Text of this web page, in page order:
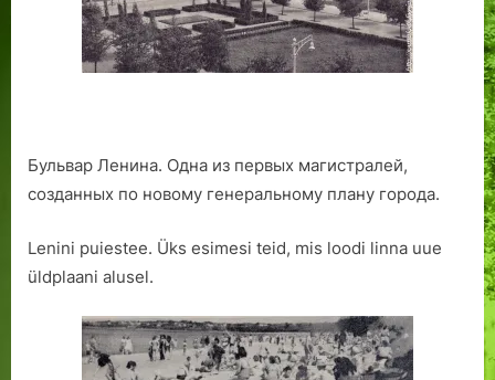
и
и
Бульвар Ленина. Одна из первых магистралей,
созданных по новому генеральному плану города.
Lenini puiestee. Üks esimesi teid, mis loodi linna uue
üldplaani alusel.